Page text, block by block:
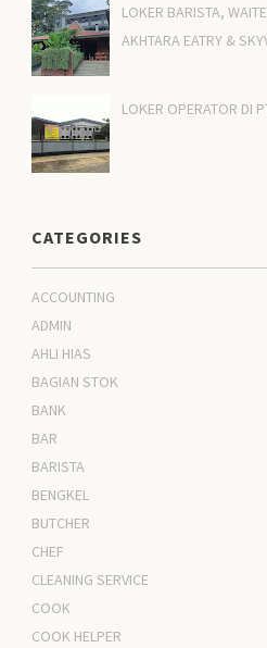
LOKER BARISTA,
AKHTARA EATRY &
LOKER OPERATOR DI
CATEGORIES
ACCOUNTING
ADMIN
AHLI HIAS
BAGIAN STOK
BANK
BAR
BARISTA
BENGKEL
BUTCHER
CHEF
CLEANING SERVICE
COOK
COOK HELPER